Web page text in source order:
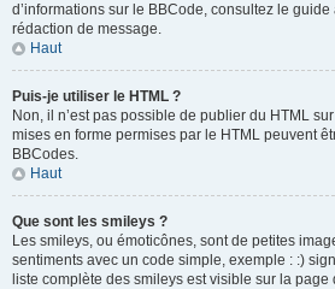
d’informations sur le BBCode, consultez le
rédaction de message.
Haut
Puis-je utiliser le HTML ?
Non, il n’est pas possible de publier du HTML
mises en forme permises par le HTML peuvent
BBCodes.
Haut
Que sont les smileys ?
Les smileys, ou émoticônes, sont de petites
sentiments avec un code simple, exemple : :)
liste complète des smileys est visible sur la